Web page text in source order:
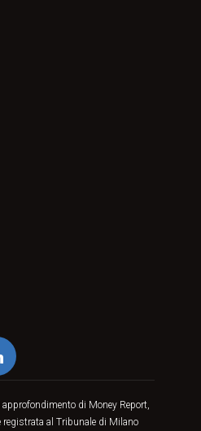
di Money Report,
al Tribunale di Milano